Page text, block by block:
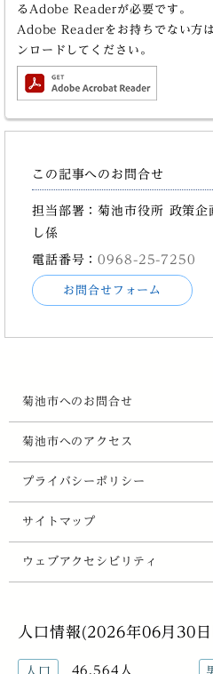
るAdobe Readerが必要です。
Adobe Readerをお持ちでない方
ンロードしてください。
この記事へのお問合せ
担当部署：菊池市役所 政策
し係
電話番号：0968-25-7250
お問合せフォーム
菊池市へのお問合せ
菊池市へのアクセス
プライバシーポリシー
サイトマップ
ウェブアクセシビリティ
人口情報(2026年06月30
人口 46,564人